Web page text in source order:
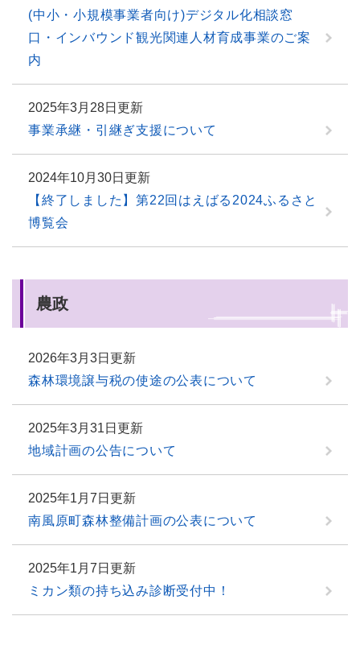
(中小・小規模事業者向け)デジタル化相談窓
口・インバウンド観光関連人材育成事業のご案
内
2025年3月28日更新
事業承継・引継ぎ支援について
2024年10月30日更新
【終了しました】第22回はえばる2024ふるさと
博覧会
農政
2026年3月3日更新
森林環境譲与税の使途の公表について
2025年3月31日更新
地域計画の公告について
2025年1月7日更新
南風原町森林整備計画の公表について
2025年1月7日更新
ミカン類の持ち込み診断受付中！